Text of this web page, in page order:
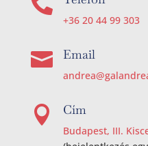
+36 20 44 99 303
 Email
 Cím
Budapest, III.